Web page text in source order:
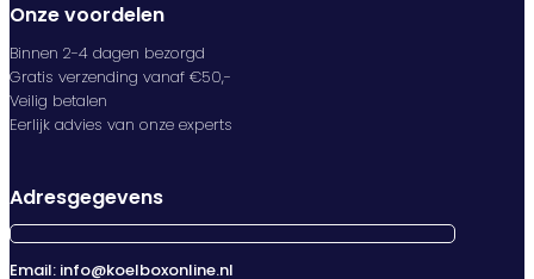
Onze voordelen
Binnen 2-4 dagen bezorgd
Gratis verzending vanaf €50,-
Veilig betalen
Eerlijk advies van onze experts
Adresgegevens
Email: info@koelboxonline.nl